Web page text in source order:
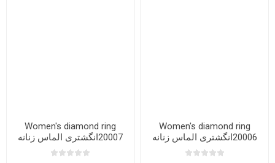
Women's diamond ring
20006انگشتری الماس زنانه
Women's diamond ring
20007انگشتری الماس زنانه